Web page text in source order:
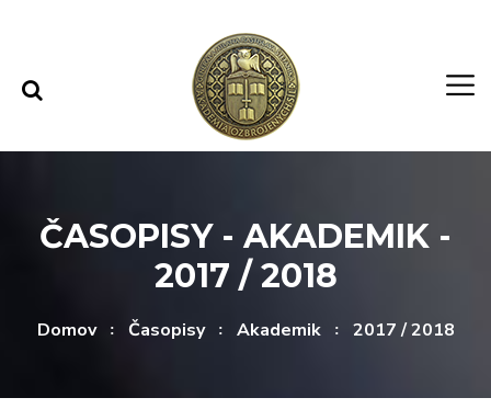
ČASOPISY - AKADEMIK -
2017 / 2018
Domov Časopisy Akademik 2017 / 2018